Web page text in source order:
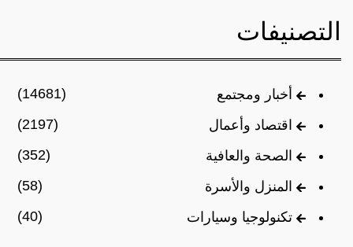
التصنيفات
أخبار ومجتمع
(14681)
اقتصاد وأعمال
(2197)
الصحة والعافية
(352)
المنزل والأسرة
(58)
تكنولوجيا وسيارات
(40)